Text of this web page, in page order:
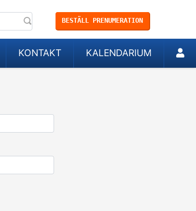
BESTÄLL PRENUMERATION
KONTAKT KALENDARIUM